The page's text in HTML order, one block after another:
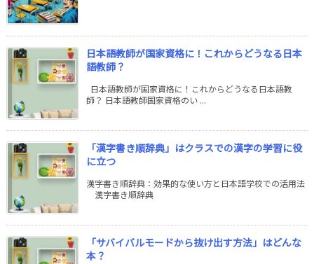
日本語教師が国家資格に！これからどうなる日本
語教師？
日本語教師が国家資格に！これからどうなる日本語教
師？ 日本語教師国家資格のい ...
「漢字書き順辞典」はクラスでの漢字の学習に役
に立つ
漢字書き順辞典：効果的な使い方と日本語学校での活用法
漢字書き順辞典
「サバイバルモードから抜け出す方法」はどんな
本？